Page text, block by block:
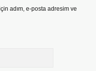
adım, e-posta adresim ve